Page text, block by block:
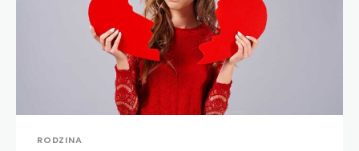
RODZINA